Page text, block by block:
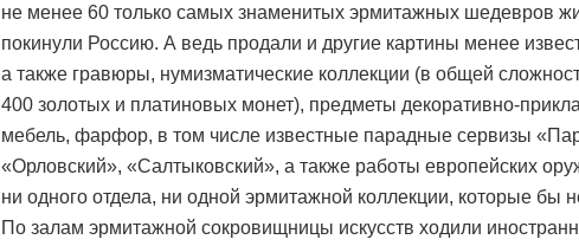
не менее 60 только самых знаменитых эрмитажных шедевров
покинули Россию. А ведь продали и другие картины менее
а также гравюры, нумизматические коллекции (в общей
400 золотых и платиновых монет), предметы декоративно-
мебель, фарфор, в том числе известные парадные сервизы
«Орловский», «Салтыковский», а также работы европейских
ни одного отдела, ни одной эрмитажной коллекции, которые бы
По залам эрмитажной сокровищницы искусств ходили